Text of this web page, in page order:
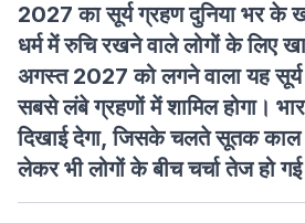
2027 का सूर्य ग्रहण दुनिया भर के
धर्म में रुचि रखने वाले लोगों के लिए
अगस्त 2027 को लगने वाला यह
सबसे लंबे ग्रहणों में शामिल होगा।
दिखाई देगा, जिसके चलते सूतक काल
लेकर भी लोगों के बीच चर्चा तेज हो